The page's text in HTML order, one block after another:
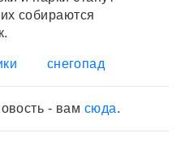
собираются
снегопад
- вам сюда.